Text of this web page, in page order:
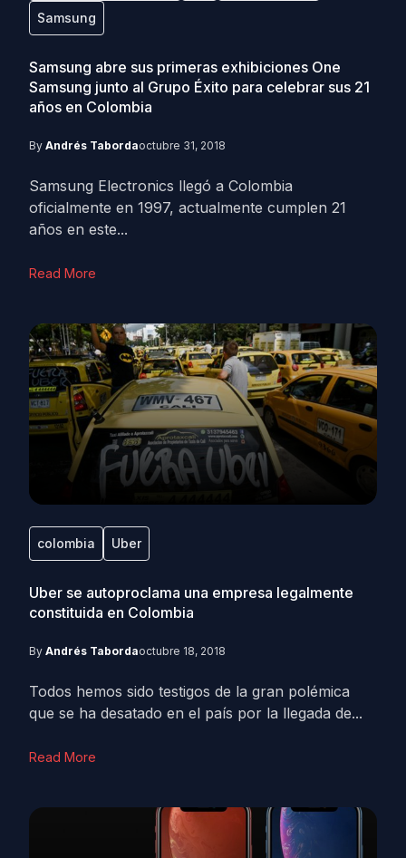
Samsung
Samsung abre sus primeras exhibiciones One
Samsung junto al Grupo Éxito para celebrar sus 21
años en Colombia
By Andrés Tabordaoctubre 31, 2018
Samsung Electronics llegó a Colombia
oficialmente en 1997, actualmente cumplen 21
años en este...
Read More
colombia Uber
Uber se autoproclama una empresa legalmente
constituida en Colombia
By Andrés Tabordaoctubre 18, 2018
Todos hemos sido testigos de la gran polémica
que se ha desatado en el país por la llegada de...
Read More